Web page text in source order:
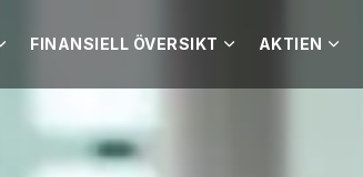
FINANSIELL ÖVERSIKT AKTIEN